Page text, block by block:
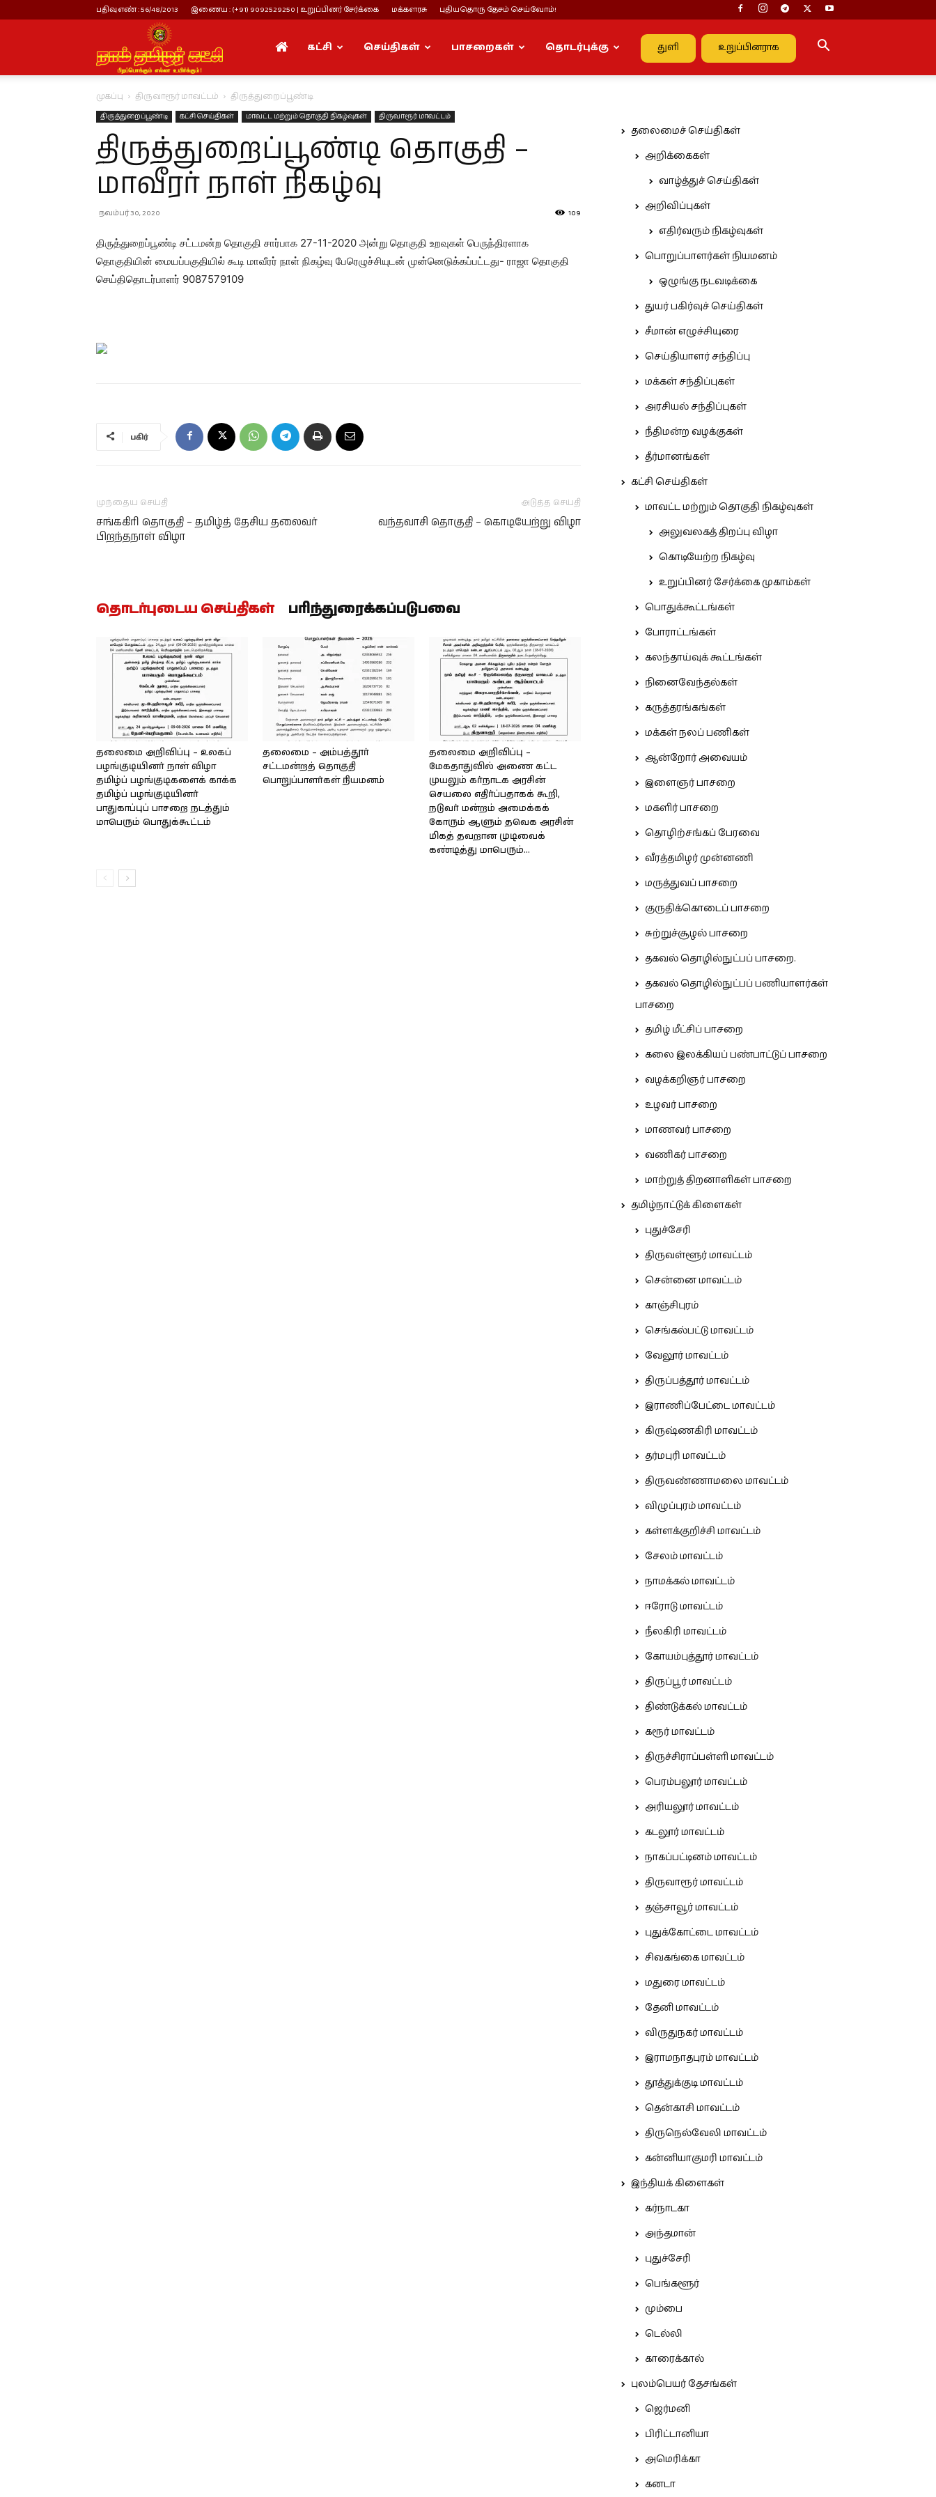
பதிவு எண் : 56/48/2013 இணைய : (+91) 9092529250 | உறுப்பினர் சேர்க்கை மக்களரசு புதியதொரு தேசம் செய்வோம்!
துளி உறுப்பினராக
நாம்
தமிழர்
கட்சி
கட்சி செய்திகள் பாசறைகள் தொடர்புக்கு
முகப்பு திருவாரூர் மாவட்டம் திருத்துறைப்பூண்டி
திருத்துறைப்பூண்டி கட்சி செய்திகள் மாவட்ட மற்றும் தொகுதி நிகழ்வுகள் திருவாரூர் மாவட்டம்
திருத்துறைப்பூண்டி தொகுதி –
மாவீரர் நாள் நிகழ்வு
நவம்பர் 30, 2020 109
திருத்துறைப்பூண்டி சட்டமன்ற தொகுதி சார்பாக 27-11-2020 அன்று தொகுதி உறவுகள் பெருந்திரளாக
தொகுதியின் மையப்பகுதியில் கூடி மாவீரர் நாள் நிகழ்வு பேரெழுச்சியுடன் முன்னெடுக்கப்பட்டது- ராஜா தொகுதி
செய்திதொடர்பாளர் 9087579109
பகிர்
முந்தைய செய்தி
சங்ககிரி தொகுதி – தமிழ்த் தேசிய தலைவர்
பிறந்தநாள் விழா
அடுத்த செய்தி
வந்தவாசி தொகுதி – கொடியேற்று விழா
தொடர்புடைய செய்திகள் பரிந்துரைக்கப்படுபவை
தலைமை அறிவிப்பு – உலகப்
பழங்குடியினர் நாள் விழா
தமிழ்ப் பழங்குடிகளைக் காக்க
தமிழ்ப் பழங்குடியினர்
பாதுகாப்புப் பாசறை நடத்தும்
மாபெரும் பொதுக்கூட்டம்
தலைமை – அம்பத்தூர்
சட்டமன்றத் தொகுதி
பொறுப்பாளர்கள் நியமனம்
தலைமை அறிவிப்பு –
மேகதாதுவில் அணை கட்ட
முயலும் கர்நாடக அரசின்
செயலை எதிர்ப்பதாகக் கூறி,
நடுவர் மன்றம் அமைக்கக்
கோரும் ஆளும் தவெக அரசின்
மிகத் தவறான முடிவைக்
கண்டித்து மாபெரும்...
தலைமைச் செய்திகள்
அறிக்கைகள்
வாழ்த்துச் செய்திகள்
அறிவிப்புகள்
எதிர்வரும் நிகழ்வுகள்
பொறுப்பாளர்கள் நியமனம்
ஒழுங்கு நடவடிக்கை
துயர் பகிர்வுச் செய்திகள்
சீமான் எழுச்சியுரை
செய்தியாளர் சந்திப்பு
மக்கள் சந்திப்புகள்
அரசியல் சந்திப்புகள்
நீதிமன்ற வழக்குகள்
தீர்மானங்கள்
கட்சி செய்திகள்
மாவட்ட மற்றும் தொகுதி நிகழ்வுகள்
அலுவலகத் திறப்பு விழா
கொடியேற்ற நிகழ்வு
உறுப்பினர் சேர்க்கை முகாம்கள்
பொதுக்கூட்டங்கள்
போராட்டங்கள்
கலந்தாய்வுக் கூட்டங்கள்
நினைவேந்தல்கள்
கருத்தரங்கங்கள்
மக்கள் நலப் பணிகள்
ஆன்றோர் அவையம்
இளைஞர் பாசறை
மகளிர் பாசறை
தொழிற்சங்கப் பேரவை
வீரத்தமிழர் முன்னணி
மருத்துவப் பாசறை
குருதிக்கொடைப் பாசறை
சுற்றுச்சூழல் பாசறை
தகவல் தொழில்நுட்பப் பாசறை.
தகவல் தொழில்நுட்பப் பணியாளர்கள்
பாசறை
தமிழ் மீட்சிப் பாசறை
கலை இலக்கியப் பண்பாட்டுப் பாசறை
வழக்கறிஞர் பாசறை
உழவர் பாசறை
மாணவர் பாசறை
வணிகர் பாசறை
மாற்றுத் திறனாளிகள் பாசறை
தமிழ்நாட்டுக் கிளைகள்
புதுச்சேரி
திருவள்ளூர் மாவட்டம்
சென்னை மாவட்டம்
காஞ்சிபுரம்
செங்கல்பட்டு மாவட்டம்
வேலூர் மாவட்டம்
திருப்பத்தூர் மாவட்டம்
இராணிப்பேட்டை மாவட்டம்
கிருஷ்ணகிரி மாவட்டம்
தர்மபுரி மாவட்டம்
திருவண்ணாமலை மாவட்டம்
விழுப்புரம் மாவட்டம்
கள்ளக்குறிச்சி மாவட்டம்
சேலம் மாவட்டம்
நாமக்கல் மாவட்டம்
ஈரோடு மாவட்டம்
நீலகிரி மாவட்டம்
கோயம்புத்தூர் மாவட்டம்
திருப்பூர் மாவட்டம்
திண்டுக்கல் மாவட்டம்
கரூர் மாவட்டம்
திருச்சிராப்பள்ளி மாவட்டம்
பெரம்பலூர் மாவட்டம்
அரியலூர் மாவட்டம்
கடலூர் மாவட்டம்
நாகப்பட்டினம் மாவட்டம்
திருவாரூர் மாவட்டம்
தஞ்சாவூர் மாவட்டம்
புதுக்கோட்டை மாவட்டம்
சிவகங்கை மாவட்டம்
மதுரை மாவட்டம்
தேனி மாவட்டம்
விருதுநகர் மாவட்டம்
இராமநாதபுரம் மாவட்டம்
தூத்துக்குடி மாவட்டம்
தென்காசி மாவட்டம்
திருநெல்வேலி மாவட்டம்
கன்னியாகுமரி மாவட்டம்
இந்தியக் கிளைகள்
கர்நாடகா
அந்தமான்
புதுச்சேரி
பெங்களூர்
மும்பை
டெல்லி
காரைக்கால்
புலம்பெயர் தேசங்கள்
ஜெர்மனி
பிரிட்டானியா
அமெரிக்கா
கனடா